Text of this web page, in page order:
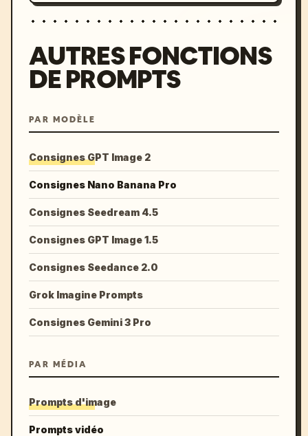
AUTRES FONCTIONS
DE PROMPTS
PAR MODÈLE
Consignes GPT Image 2
Consignes Nano Banana Pro
Consignes Seedream 4.5
Consignes GPT Image 1.5
Consignes Seedance 2.0
Grok Imagine Prompts
Consignes Gemini 3 Pro
PAR MÉDIA
Prompts d'image
Prompts vidéo